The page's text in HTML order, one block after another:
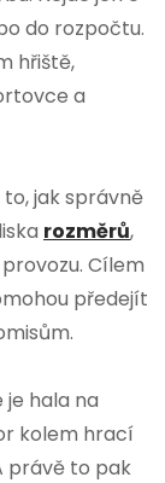
do rozpočtu.
hřiště,
a
jak správně
rozměrů,
Cílem
předejít
hala na
kolem hrací
právě to pak